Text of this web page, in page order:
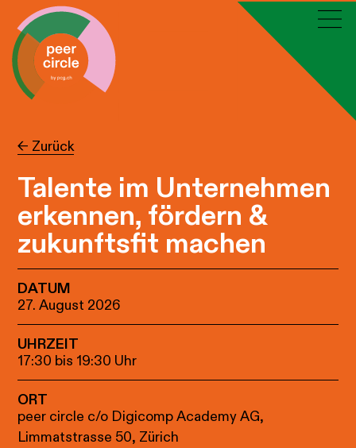
← Zurück
Talente im Unternehmen
erkennen, fördern &
zukunftsfit machen
DATUM
27. August 2026
UHRZEIT
17:30 bis 19:30 Uhr
ORT
peer circle c/o Digicomp Academy AG,
Limmatstrasse 50, Zürich